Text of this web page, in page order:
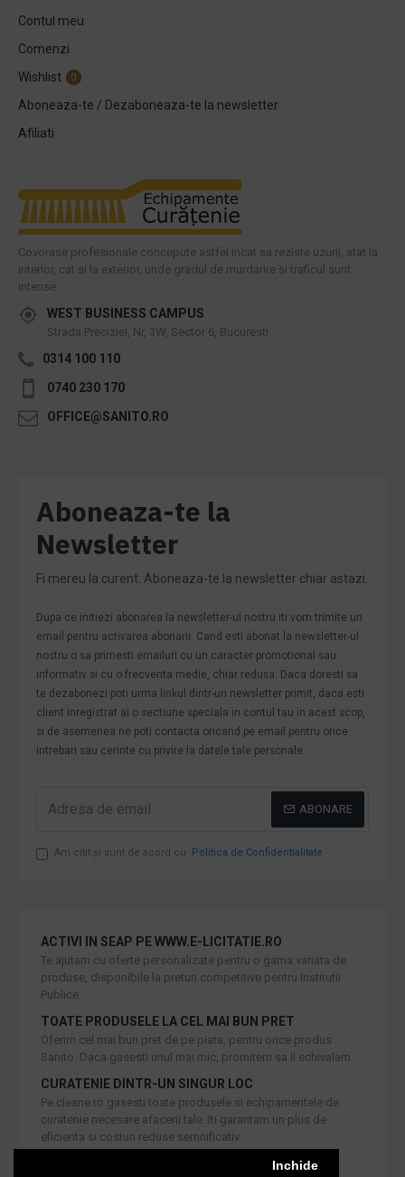
Inchide
Contul meu
Comenzi
Wishlist
0
Aboneaza-te / Dezaboneaza-te la newsletter
Afiliati
Covorase profesionale concepute astfel incat sa reziste uzurii, atat la
interior, cat si la exterior, unde gradul de murdarire si traficul sunt
intense.
WEST BUSINESS CAMPUS
Strada Preciziei, Nr, 3W, Sector 6, Bucuresti
0314 100 110
0740 230 170
OFFICE@SANITO.RO
Aboneaza-te la
Newsletter
Fi mereu la curent. Aboneaza-te la newsletter chiar astazi.
Dupa ce initiezi abonarea la newsletter-ul nostru iti vom trimite un
email pentru activarea abonarii. Cand esti abonat la newsletter-ul
nostru o sa primesti emailuri cu un caracter promotional sau
informativ si cu o frecventa medie, chiar redusa. Daca doresti sa
te dezabonezi poti urma linkul dintr-un newsletter primit, daca esti
client inregistrat ai o sectiune speciala in contul tau in acest scop,
si de asemenea ne poti contacta oricand pe email pentru orice
intrebari sau cerinte cu privire la datele tale personale.
ABONARE
Am citit şi sunt de acord cu Politica de Confidentialitate
ACTIVI IN SEAP PE WWW.E-LICITATIE.RO
Te ajutam cu oferte personalizate pentru o gama variata de
produse, disponibile la preturi competitive pentru Institutii
Publice.
TOATE PRODUSELE LA CEL MAI BUN PRET
Oferim cel mai bun pret de pe piata, pentru orice produs
Sanito. Daca gasesti unul mai mic, promitem sa il echivalam.
CURATENIE DINTR-UN SINGUR LOC
Pe cleane.ro gasesti toate produsele si echipamentele de
curatenie necesare afacerii tale. Iti garantam un plus de
eficienta si costuri reduse semnificativ.